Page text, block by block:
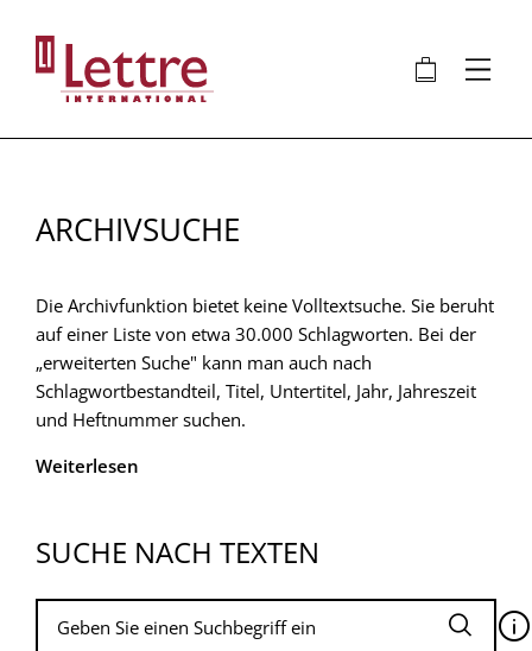
Inhalt
🛍 ⋮
ARCHIVSUCHE
Die Archivfunktion bietet keine Volltextsuche. Sie beruht
auf einer Liste von etwa 30.000 Schlagworten. Bei der
„erweiterten Suche" kann man auch nach
Schlagwortbestandteil, Titel, Untertitel, Jahr, Jahreszeit
und Heftnummer suchen.
Weiterlesen
SUCHE NACH TEXTEN
🛈